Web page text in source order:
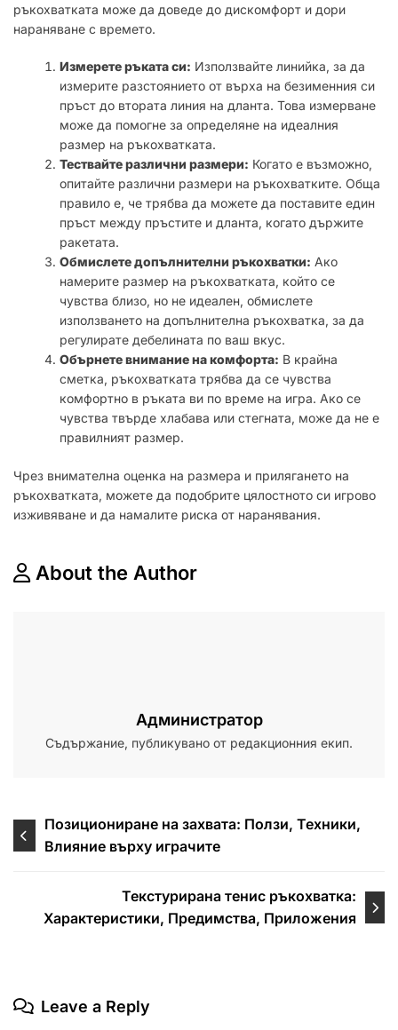
ръкохватката може да доведе до дискомфорт и дори
нараняване с времето.
Измерете ръката си: Използвайте линийка, за да
измерите разстоянието от върха на безименния си
пръст до втората линия на дланта. Това измерване
може да помогне за определяне на идеалния
размер на ръкохватката.
Тествайте различни размери: Когато е възможно,
опитайте различни размери на ръкохватките. Обща
правило е, че трябва да можете да поставите един
пръст между пръстите и дланта, когато държите
ракетата.
Обмислете допълнителни ръкохватки: Ако
намерите размер на ръкохватката, който се
чувства близо, но не идеален, обмислете
използването на допълнителна ръкохватка, за да
регулирате дебелината по ваш вкус.
Обърнете внимание на комфорта: В крайна
сметка, ръкохватката трябва да се чувства
комфортно в ръката ви по време на игра. Ако се
чувства твърде хлабава или стегната, може да не е
правилният размер.
Чрез внимателна оценка на размера и прилягането на
ръкохватката, можете да подобрите цялостното си игрово
изживяване и да намалите риска от наранявания.
About the Author
Администратор
Съдържание, публикувано от редакционния екип.
Post
navigation
Позициониране на захвата: Ползи, Техники,
Влияние върху играчите
Текстурирана тенис ръкохватка:
Характеристики, Предимства, Приложения
Leave a Reply